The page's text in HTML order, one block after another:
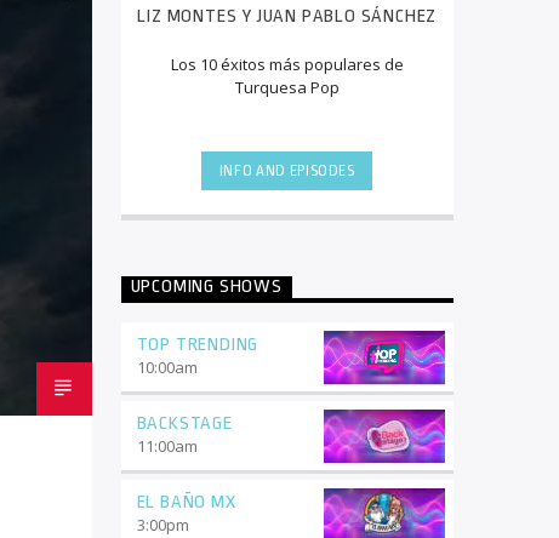
LIZ MONTES Y JUAN PABLO SÁNCHEZ
Los 10 éxitos más populares de
Turquesa Pop
INFO AND EPISODES
UPCOMING SHOWS
TOP TRENDING
10:00am
BACKSTAGE
11:00am
EL BAÑO MX
3:00pm